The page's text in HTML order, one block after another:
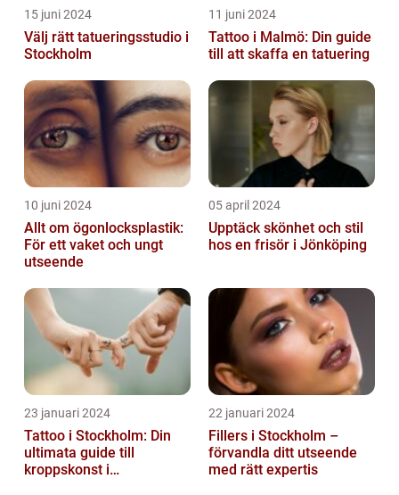
15 juni 2024
Välj rätt tatueringsstudio i
Stockholm
11 juni 2024
Tattoo i Malmö: Din guide
till att skaffa en tatuering
10 juni 2024
Allt om ögonlocksplastik:
För ett vaket och ungt
utseende
05 april 2024
Upptäck skönhet och stil
hos en frisör i Jönköping
23 januari 2024
Tattoo i Stockholm: Din
ultimata guide till
kroppskonst i
22 januari 2024
Fillers i Stockholm –
förvandla ditt utseende
med rätt expertis